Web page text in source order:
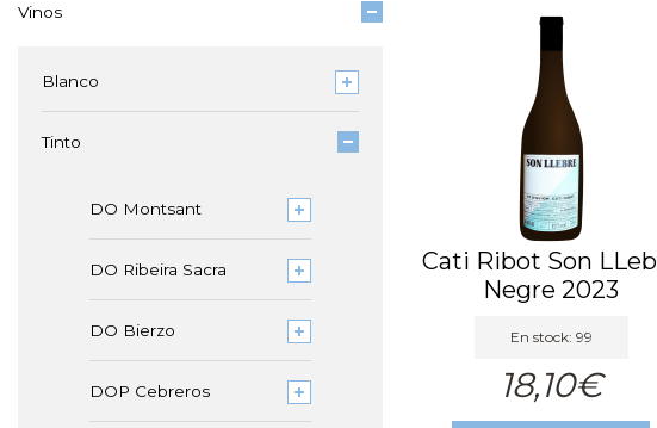
Vinos
Blanco
Tinto
DO Montsant
DO Ribeira Sacra
DO Bierzo
DOP Cebreros
Cati Ribot Son
Negre 2023
En stock: 99
18,10€